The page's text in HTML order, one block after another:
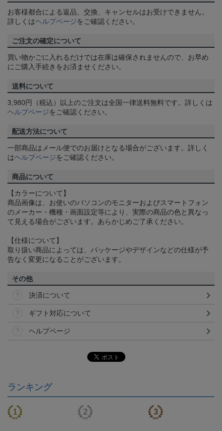
お客様都合による返品、交換、キャンセルはお受けできません。
詳しくはヘルプページをご確認ください。
ご注文の確定について
買い物かごに入れるだけでは在庫は確保されませんので、お早め
にご購入手続きをお済ませください。
送料について
3,980円（税込）以上のご注文は全国一律送料無料です。詳しくは
ヘルプページをご確認ください。
配送方法について
一部商品はメール便でのお届けとなる場合がございます。詳しく
はヘルプページをご確認ください。
商品について
【カラーについて】
商品画像は、お使いのパソコンのモニターおよびスマートフォン
のメーカー・機種・画面設定等により、実際の商品の色と異なっ
て見える場合がございます。あらかじめご了承ください。
【仕様について】
取り扱い商品によっては、パッケージやデザインなどの仕様が予
告なく変更になることがございます。
その他
決済について
ギフト対応について
ヘルプページ
ランキング